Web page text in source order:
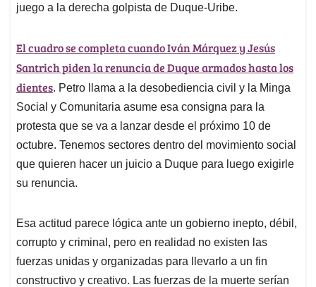
juego a la derecha golpista de Duque-Uribe.
El cuadro se completa cuando Iván Márquez y Jesús
Santrich piden la renuncia de Duque armados hasta los
dientes. Petro llama a la desobediencia civil y la Minga
Social y Comunitaria asume esa consigna para la
protesta que se va a lanzar desde el próximo 10 de
octubre. Tenemos sectores dentro del movimiento social
que quieren hacer un juicio a Duque para luego exigirle
su renuncia.
Esa actitud parece lógica ante un gobierno inepto, débil,
corrupto y criminal, pero en realidad no existen las
fuerzas unidas y organizadas para llevarlo a un fin
constructivo y creativo. Las fuerzas de la muerte serían